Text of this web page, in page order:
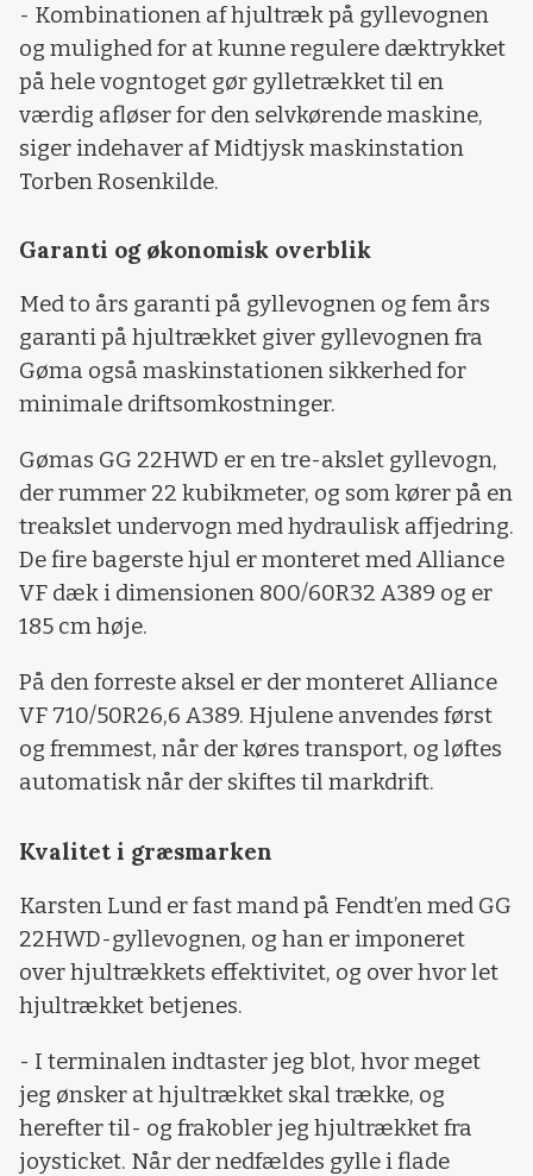
- Kombinationen af hjultræk på gyllevognen
og mulighed for at kunne regulere dæktrykket
på hele vogntoget gør gylletrækket til en
værdig afløser for den selvkørende maskine,
siger indehaver af Midtjysk maskinstation
Torben Rosenkilde.
Garanti og økonomisk overblik
Med to års garanti på gyllevognen og fem års
garanti på hjultrækket giver gyllevognen fra
Gøma også maskinstationen sikkerhed for
minimale driftsomkostninger.
Gømas GG 22HWD er en tre-akslet gyllevogn,
der rummer 22 kubikmeter, og som kører på en
treakslet undervogn med hydraulisk affjedring.
De fire bagerste hjul er monteret med Alliance
VF dæk i dimensionen 800/60R32 A389 og er
185 cm høje.
På den forreste aksel er der monteret Alliance
VF 710/50R26,6 A389. Hjulene anvendes først
og fremmest, når der køres transport, og løftes
automatisk når der skiftes til markdrift.
Kvalitet i græsmarken
Karsten Lund er fast mand på Fendt’en med GG
22HWD-gyllevognen, og han er imponeret
over hjultrækkets effektivitet, og over hvor let
hjultrækket betjenes.
- I terminalen indtaster jeg blot, hvor meget
jeg ønsker at hjultrækket skal trække, og
herefter til- og frakobler jeg hjultrækket fra
joysticket. Når der nedfældes gylle i flade